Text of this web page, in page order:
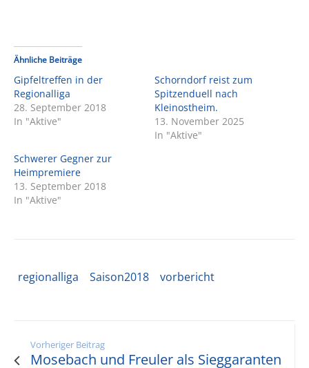
Ähnliche Beiträge
Gipfeltreffen in der
Regionalliga
28. September 2018
In "Aktive"
Schorndorf reist zum
Spitzenduell nach
Kleinostheim.
13. November 2025
In "Aktive"
Schwerer Gegner zur
Heimpremiere
13. September 2018
In "Aktive"
regionalliga Saison2018 vorbericht
Vorheriger Beitrag
Mosebach und Freuler als Sieggaranten